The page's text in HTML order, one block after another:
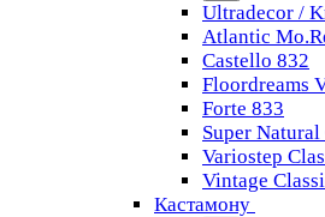
Ultradecor /
Atlantic
Castello 832
Floordreams
Forte 833
Super
Variostep
Vintage
Кастамону